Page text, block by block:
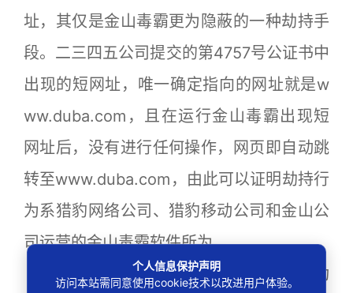
址，其仅是金山毒霸更为隐蔽的一种劫持手
段。二三四五公司提交的第4757号公证书中
出现的短网址，唯一确定指向的网址就是w
ww.duba.com，且在运行金山毒霸出现短
网址后，没有进行任何操作，网页即自动跳
转至www.duba.com，由此可以证明劫持行
为系猎豹网络公司、猎豹移动公司和金山公
司运营的金山毒霸软件所为。
4.关于二三四五公司的浏览器防御功
个人信息保护声明
访问本站需同意使用cookie技术以改进用户体验。